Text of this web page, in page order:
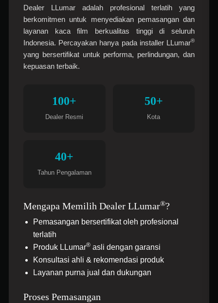
LLUMAR ZONE
BALI
Jl. Gatot Subroto Tengah 350c Kec. Denpasar
ANUGRAH JAYA FILM
Pondok Aren, Kota Tangerang Selatan, Banten
0877-7443-6182
Buka di Maps
BERDIKARI MOTOR
Dealer LLumar adalah profesional terlatih yang
berkomitmen untuk menyediakan pemasangan dan
layanan kaca film berkualitas tinggi di seluruh
Indonesia. Percayakan hanya pada installer LLumar®
yang bersertifikat untuk performa, perlindungan, dan
kepuasan terbaik.
100+
Dealer Resmi
50+
Kota
40+
Tahun Pengalaman
Mengapa Memilih Dealer LLumar®?
Pemasangan bersertifikat oleh profesional
terlatih
Produk LLumar®asli dengan garansi
Konsultasi ahli & rekomendasi produk
Layanan purna jual dan dukungan
Proses Pemasangan